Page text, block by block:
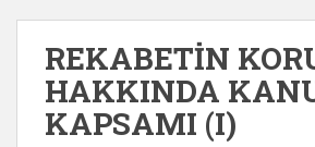
REKABETİN
HAKKINDA
KAPSAMI (I)